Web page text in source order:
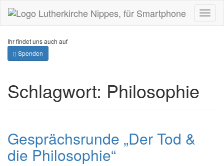
Ihr findet uns auch auf
Spenden
Schlagwort: Philosophie
Gesprächsrunde „Der Tod &
die Philosophie“